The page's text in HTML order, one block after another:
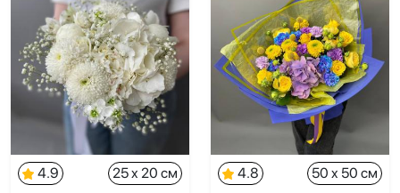
4.9
25 x 20 см
4.8
50 x 50 см